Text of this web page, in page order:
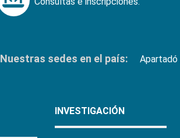
Nuestras sedes en el país: Apartadó|
INVESTIGACIÓN